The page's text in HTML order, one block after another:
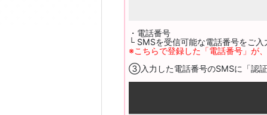
・電話番号
└ SMSを受信可能な電話番号をご入
※こちらで登録した「電話番号」が
③入力した電話番号のSMSに「認